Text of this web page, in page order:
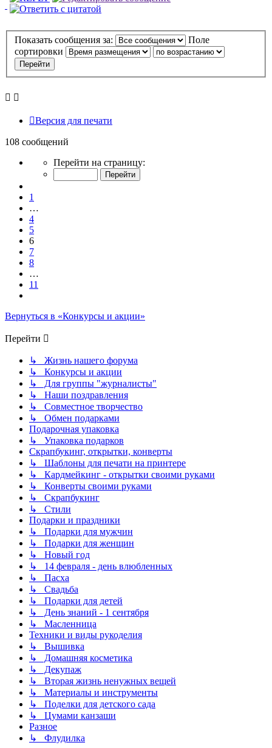
Показать сообщения за:
Поле
сортировки
Версия для печати
108 сообщений
Страница
11
Перейти на страницу:
1
…
4
5
6
7
8
…
11
Вернуться в «Конкурсы и акции»
Перейти
↳ Жизнь нашего форума
↳ Конкурсы и акции
↳ Для группы "журналисты"
↳ Наши поздравления
↳ Совместное творчество
↳ Обмен подарками
Подарочная упаковка
↳ Упаковка подарков
Скрапбукинг, открытки, конверты
↳ Шаблоны для печати на принтере
↳ Кардмейкинг - открытки своими руками
↳ Конверты своими руками
↳ Скрапбукинг
↳ Стили
Подарки и праздники
↳ Подарки для мужчин
↳ Подарки для женщин
↳ Новый год
↳ 14 февраля - день влюбленных
↳ Пасха
↳ Свадьба
↳ Подарки для детей
↳ День знаний - 1 сентября
↳ Масленница
Техники и виды рукоделия
↳ Вышивка
↳ Домашняя косметика
↳ Декупаж
↳ Вторая жизнь ненужных вещей
↳ Материалы и инструменты
↳ Поделки для детского сада
↳ Цумами канзаши
Разное
↳ Флудилка